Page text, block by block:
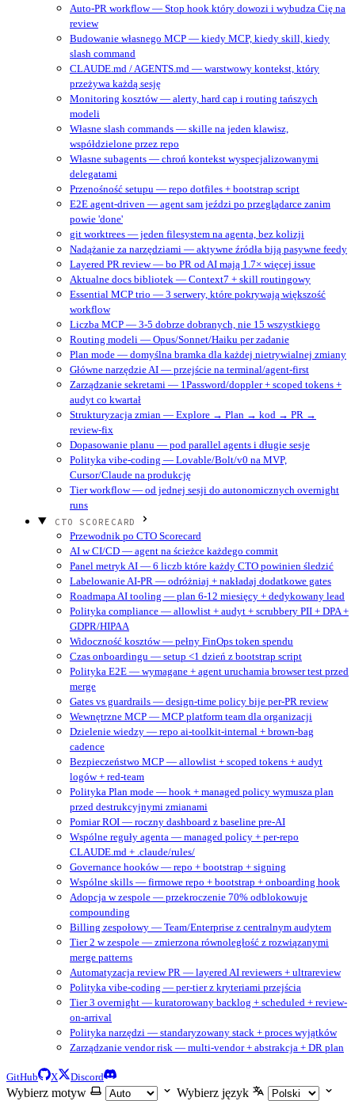
Auto-PR workflow — Stop hook który dowozi i wybudza Cię na
review
Budowanie własnego MCP — kiedy MCP, kiedy skill, kiedy
slash command
CLAUDE.md / AGENTS.md — warstwowy kontekst, który
przeżywa każdą sesję
Monitoring kosztów — alerty, hard cap i routing tańszych
modeli
Własne slash commands — skille na jeden klawisz,
współdzielone przez repo
Własne subagents — chroń kontekst wyspecjalizowanymi
delegatami
Przenośność setupu — repo dotfiles + bootstrap script
E2E agent-driven — agent sam jeździ po przeglądarce zanim
powie 'done'
git worktrees — jeden filesystem na agenta, bez kolizji
Nadążanie za narzędziami — aktywne źródła biją pasywne feedy
Layered PR review — bo PR od AI mają 1.7× więcej issue
Aktualne docs bibliotek — Context7 + skill routingowy
Essential MCP trio — 3 serwery, które pokrywają większość
workflow
Liczba MCP — 3-5 dobrze dobranych, nie 15 wszystkiego
Routing modeli — Opus/Sonnet/Haiku per zadanie
Plan mode — domyślna bramka dla każdej nietrywialnej zmiany
Główne narzędzie AI — przejście na terminal/agent‑first
Zarządzanie sekretami — 1Password/doppler + scoped tokens +
audyt co kwartał
Strukturyzacja zmian — Explore → Plan → kod → PR →
review-fix
Dopasowanie planu — pod parallel agents i długie sesje
Polityka vibe-coding — Lovable/Bolt/v0 na MVP,
Cursor/Claude na produkcję
Tier workflow — od jednej sesji do autonomicznych overnight
runs
CTO SCORECARD
Przewodnik po CTO Scorecard
AI w CI/CD — agent na ścieżce każdego commit
Panel metryk AI — 6 liczb które każdy CTO powinien śledzić
Labelowanie AI-PR — odróżniaj + nakładaj dodatkowe gates
Roadmapa AI tooling — plan 6-12 miesięcy + dedykowany lead
Polityka compliance — allowlist + audyt + scrubbery PII + DPA +
GDPR/HIPAA
Widoczność kosztów — pełny FinOps token spendu
Czas onboardingu — setup <1 dzień z bootstrap script
Polityka E2E — wymagane + agent uruchamia browser test przed
merge
Gates vs guardrails — design-time policy bije per-PR review
Wewnętrzne MCP — MCP platform team dla organizacji
Dzielenie wiedzy — repo ai-toolkit-internal + brown-bag
cadence
Bezpieczeństwo MCP — allowlist + scoped tokens + audyt
logów + red-team
Polityka Plan mode — hook + managed policy wymusza plan
przed destrukcyjnymi zmianami
Pomiar ROI — roczny dashboard z baseline pre-AI
Wspólne reguły agenta — managed policy + per-repo
CLAUDE.md + .claude/rules/
Governance hooków — repo + bootstrap + signing
Wspólne skills — firmowe repo + bootstrap + onboarding hook
Adopcja w zespole — przekroczenie 70% odblokowuje
compounding
Billing zespołowy — Team/Enterprise z centralnym audytem
Tier 2 w zespole — zmierzona równoległość z rozwiązanymi
merge patterns
Automatyzacja review PR — layered AI reviewers + ultrareview
Polityka vibe-coding — per-tier z kryteriami przejścia
Tier 3 overnight — kuratorowany backlog + scheduled + review-
on-arrival
Polityka narzędzi — standaryzowany stack + proces wyjątków
Zarządzanie vendor risk — multi-vendor + abstrakcja + DR plan
GitHub X Discord
Wybierz motyw Wybierz język